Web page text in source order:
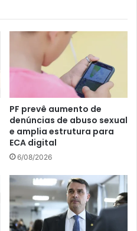
PF prevê aumento de
denúncias de abuso sexual
e amplia estrutura para
ECA digital
6/08/2026